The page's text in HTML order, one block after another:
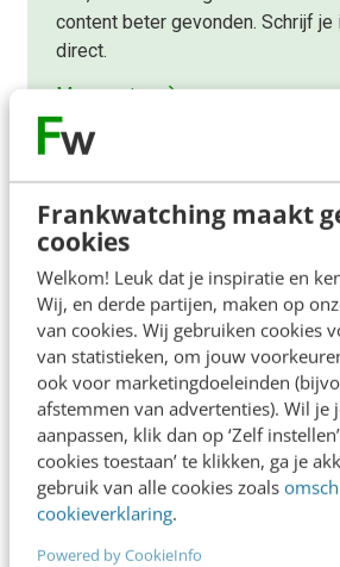
Frankwatching maakt
cookies
Welkom! Leuk dat je inspiratie en
Wij, en derde partijen, maken op
van cookies. Wij gebruiken cookies
van statistieken, om jouw
ook voor marketingdoeleinden
afstemmen van advertenties). Wil je
aanpassen, klik dan op ‘Zelf
cookies toestaan’ te klikken, ga je
gebruik van alle cookies zoals
cookieverklaring.
Powered by CookieInfo
content beter gevonden. Schrijf je
direct.
Meer weten
Contact Redactie
redactie@frankwatching.com
+31 30 200 1045
Tarieven
Meer contactopties
Frankwatching